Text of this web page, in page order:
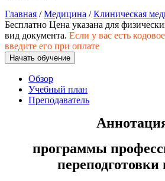
Безопасность труда
Экономика и управление
Управление производством
общественного питания в
организации
Управление административно-
хозяйственной деятельностью
Техника-технологии
Главная /Медицина /Клиническая
Бесплатно Цена указана для
вид документа. Если у вас есть
введите его при оплате
Начать обучение
Обзор
Учебный план
Преподаватель
программы
переподготовки